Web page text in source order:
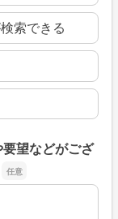
索できる
望などがござ
望などがござい